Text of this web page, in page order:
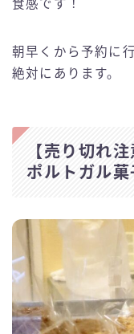
食感です！
朝早くから予約に
絶対にあります。
【売り切れ
ポルトガル菓